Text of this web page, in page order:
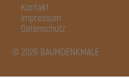
Kontakt
Impressum
Datenschutz
© 2026 BAUMDENKMALE